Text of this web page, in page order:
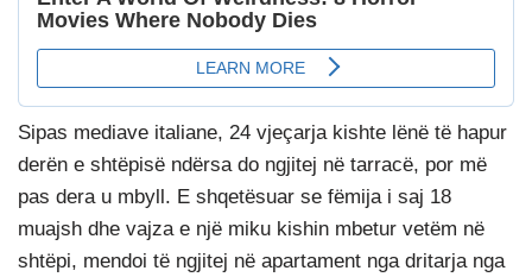
Sipas mediave italiane, 24 vjeçarja kishte lënë të hapur
derën e shtëpisë ndërsa do ngjitej në tarracë, por më
pas dera u mbyll. E shqetësuar se fëmija i saj 18
muajsh dhe vajza e një miku kishin mbetur vetëm në
shtëpi, mendoi të ngjitej në apartament nga dritarja nga